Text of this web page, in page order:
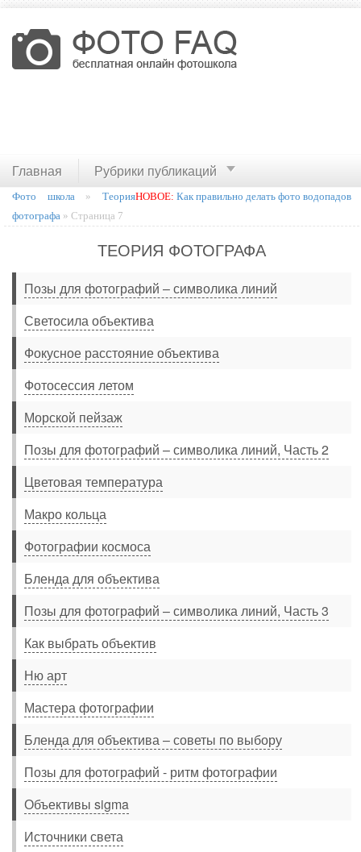
Главная Рубрики публикаций
НОВОЕ: Как правильно делать фото водопадов
Фото школа»Теория
фотографа » Страница 7
ТЕОРИЯ ФОТОГРАФА
Позы для фотографий – символика линий
Светосила объектива
Фокусное расстояние объектива
Фотосессия летом
Морской пейзаж
Позы для фотографий – символика линий, Часть 2
Цветовая температура
Макро кольца
Фотографии космоса
Бленда для объектива
Позы для фотографий – символика линий, Часть 3
Как выбрать объектив
Ню арт
Мастера фотографии
Бленда для объектива – советы по выбору
Позы для фотографий - ритм фотографии
Объективы sigma
Источники света